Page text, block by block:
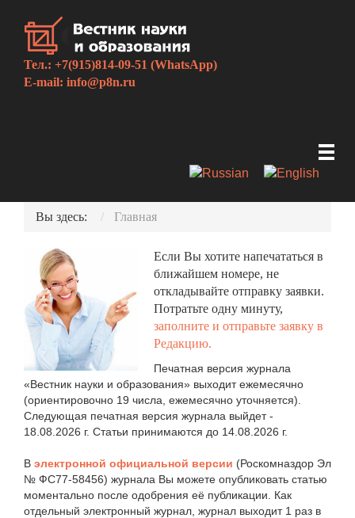
Тел.: +7(915)814-09-51 (WhatsApp)
E-mail: info@p8n.ru
Вы здесь: Главная
Если Вы хотите напечататься в
ближайшем номере, не
откладывайте отправку заявки.
Потратьте одну минуту,
заполните и отправьте заявку в
Редакцию.
Печатная версия журнала
«Вестник науки и образования» выходит ежемесячно
(ориентировочно 19 числа, ежемесячно уточняется).
Следующая печатная версия журнала выйдет -
18.08.2026 г. Статьи принимаются до 14.08.2026 г.
В электронной официальной версии (Роскомназдор Эл
№ ФС77-58456) журнала Вы можете опубликовать статью
моментально после одобрения её публикации. Как
отдельный электронный журнал, журнал выходит 1 раз в